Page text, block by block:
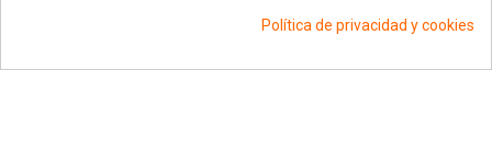
Política de privacidad y cookies